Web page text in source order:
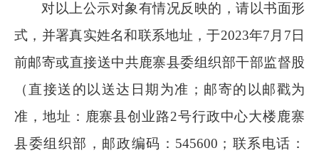
对以上公示对象有情况反映的，请以书面形
式，并署真实姓名和联系地址，于2023年7月 7 日
前邮寄或直接送中共鹿寨县委组织部干部监督股
（直接送的以送达日期为准；邮寄的以邮戳为
准，地址：鹿寨县创业路2号行政中心大楼鹿寨
县委组织部，邮政编码： 545600 ；联系电话：